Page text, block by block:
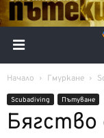
Начало Гмуркане
Scubadiving Пътуване